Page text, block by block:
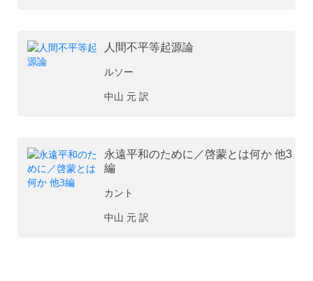
人間不平等起源論
ルソー
中山 元 訳
永遠平和のために／啓蒙とは何か 他3
編
カント
中山 元 訳